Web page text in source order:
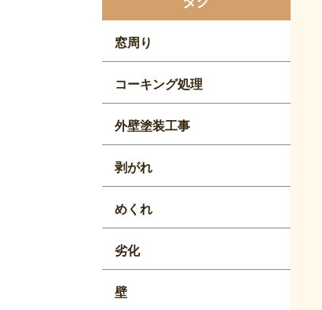
窓周り
コーキング処理
外壁塗装工事
剥がれ
めくれ
劣化
壁